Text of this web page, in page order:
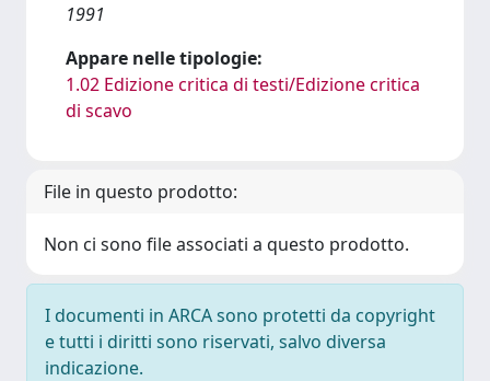
1991
Appare nelle tipologie:
1.02 Edizione critica di testi/Edizione critica
di scavo
File in questo prodotto:
Non ci sono file associati a questo prodotto.
I documenti in ARCA sono protetti da copyright
e tutti i diritti sono riservati, salvo diversa
indicazione.